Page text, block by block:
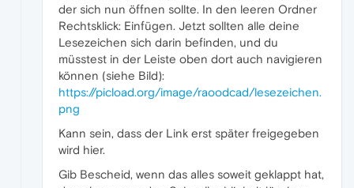
der sich nun öffnen sollte. In den leeren Ordner
Rechtsklick: Einfügen. Jetzt sollten alle deine
Lesezeichen sich darin befinden, und du
müsstest in der Leiste oben dort auch navigieren
können (siehe Bild):
https://picload.org/image/raoodcad/lesezeichen.
png
Kann sein, dass der Link erst später freigegeben
wird hier.
Gib Bescheid, wenn das alles soweit geklappt hat,